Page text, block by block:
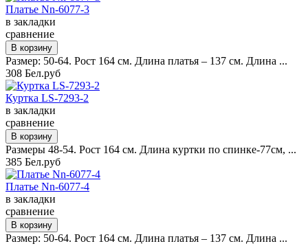
Платье Nn-6077-3
в закладки
сравнение
Размер: 50-64. Рост 164 см. Длина платья – 137 см. Длина ...
308 Бел.руб
Куртка LS-7293-2
в закладки
сравнение
Размеры 48-54. Рост 164 см. Длина куртки по спинке-77см, ...
385 Бел.руб
Платье Nn-6077-4
в закладки
сравнение
Размер: 50-64. Рост 164 см. Длина платья – 137 см. Длина ...